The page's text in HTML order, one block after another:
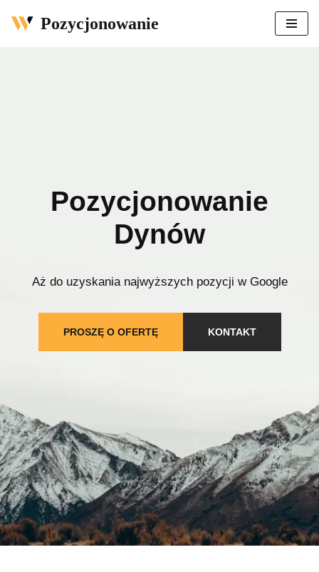
Pozycjonowanie
Pozycjonowanie
Dynów
Aż do uzyskania najwyższych pozycji w Google
PROSZĘ O OFERTĘ KONTAKT